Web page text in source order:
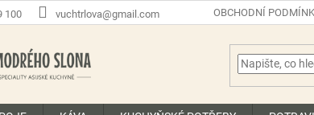
100 vuchtrlova@gmail.com OBCHODNÍ